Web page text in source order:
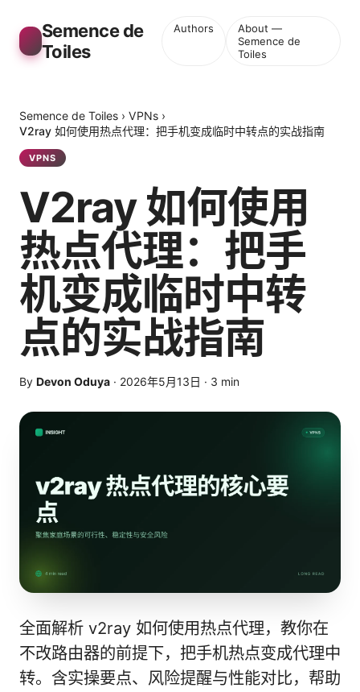
Semence de
Toiles
Authors
About —
Semence de
Toiles
Semence de Toiles › VPNs ›
V2ray 如何使用热点代理：把手机变成临时中转点的实战指南
VPNS
V2ray 如何使用
热点代理：把手
机变成临时中转
点的实战指南
By Devon Oduya · 2026年5月13日 · 3 min
全面解析 v2ray 如何使用热点代理，教你在
不改路由器的前提下，把手机热点变成代理中
转。含实操要点、风险提醒与性能对比，帮助